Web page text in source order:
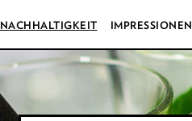
NACHHALTIGKEIT IMPRESSIONEN